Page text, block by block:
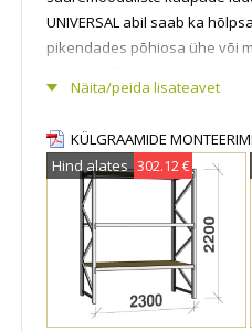
Näita/peida lisateavet
UNIVERSAL abil saab ka
pikendades põhiosa ühe või
lisatasapindade komplektid
laiuste mõõdud on riiuli
laiusgabariidile tuleb lisada
lisaosa laiusgabariidile 55 mm
Metallist laoriiulid on
arhiivides, tootmisettevõtetes,
kodumajapidamistes ja
Metallriiul koosneb
tsinkplekist või
KÜLGRAAMIDE
Hind alates 302.12 €